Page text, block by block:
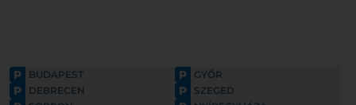
P BUDAPEST P GYŐR
P DEBRECEN P SZEGED